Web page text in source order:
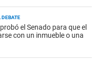
DEBATE
el Senado para que el
con un inmueble o una